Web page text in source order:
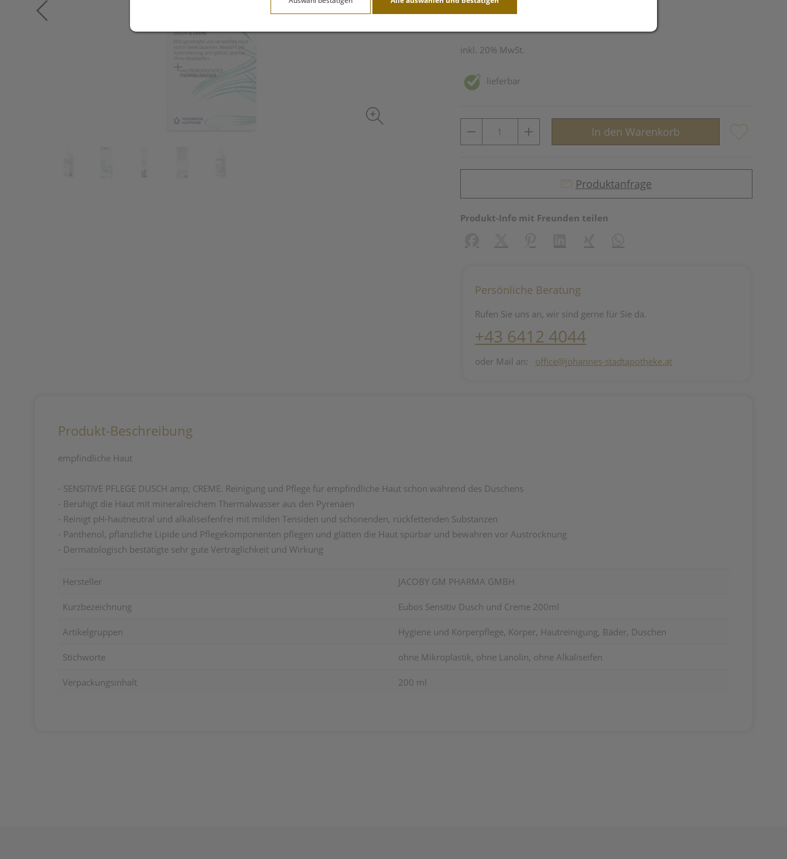
inkl. 20% MwSt.
lieferbar
In den Warenkorb
Produktanfrage
Produkt-Info mit Freunden teilen
Persönliche Beratung
Rufen Sie uns an, wir sind gerne für Sie da.
+43 6412 4044
oder Mail an: office@johannes-stadtapotheke.at
Produkt-Beschreibung
empfindliche Haut
- SENSITIVE PFLEGE DUSCH amp; CREME. Reinigung und Pflege für empfindliche Haut schon während des Duschens
- Beruhigt die Haut mit mineralreichem Thermalwasser aus den Pyrenäen
- Reinigt pH-hautneutral und alkaliseifenfrei mit milden Tensiden und schonenden, rückfettenden Substanzen
- Panthenol, pflanzliche Lipide und Pflegekomponenten pflegen und glätten die Haut spürbar und bewahren vor Austrocknung
- Dermatologisch bestätigte sehr gute Verträglichkeit und Wirkung
Hersteller JACOBY GM PHARMA GMBH
Kurzbezeichnung Eubos Sensitiv Dusch und Creme 200ml
Artikelgruppen Hygiene und Körperpflege, Körper, Hautreinigung, Bäder, Duschen
Stichworte ohne Mikroplastik, ohne Lanolin, ohne Alkaliseifen
Verpackungsinhalt 200 ml